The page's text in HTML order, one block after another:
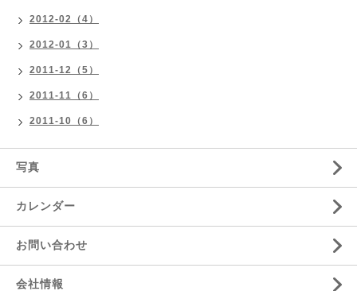
2012-02（4）
2012-01（3）
2011-12（5）
2011-11（6）
2011-10（6）
写真
カレンダー
お問い合わせ
会社情報